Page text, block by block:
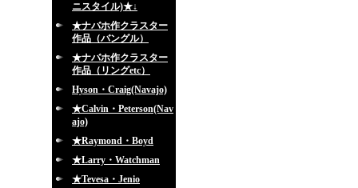
ニスタイル)★↓
★ナバホ作クラスター
作品（バングル）
★ナバホ作クラスター
作品（リングetc）
Hyson・Craig(Navajo)
★Calvin・Peterson(Nav
ajo)
★Raymond・Boyd
★Larry・Watchman
★Tevesa・Jenio